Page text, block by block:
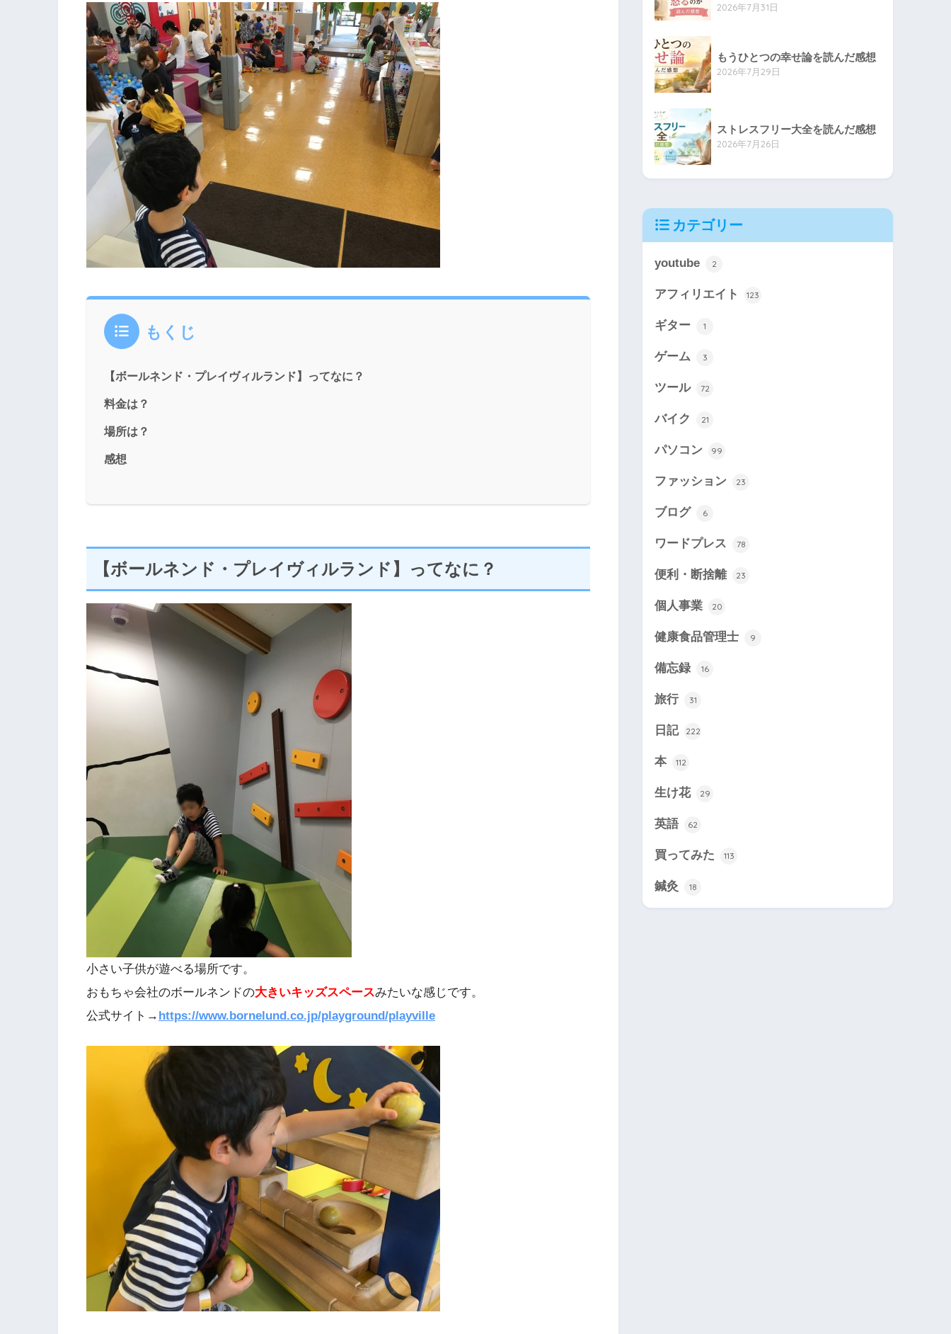
もくじ
【ボールネンド・プレイヴィルランド】ってなに？
料金は？
場所は？
感想
【ボールネンド・プレイヴィルランド】ってなに？
小さい子供が遊べる場所です。
おもちゃ会社のボールネンドの大きいキッズスペースみたいな感じです。
公式サイト→ https://www.bornelund.co.jp/playground/playville
2026年7月31日
もうひとつの幸せ論を読んだ感想
2026年7月29日
ストレスフリー大全を読んだ感想
2026年7月26日
カテゴリー
youtube 2
アフィリエイト 123
ギター 1
ゲーム 3
ツール 72
バイク 21
パソコン 99
ファッション 23
ブログ 6
ワードプレス 78
便利・断捨離 23
個人事業 20
健康食品管理士 9
備忘録 16
旅行 31
日記 222
本 112
生け花 29
英語 62
買ってみた 113
鍼灸 18